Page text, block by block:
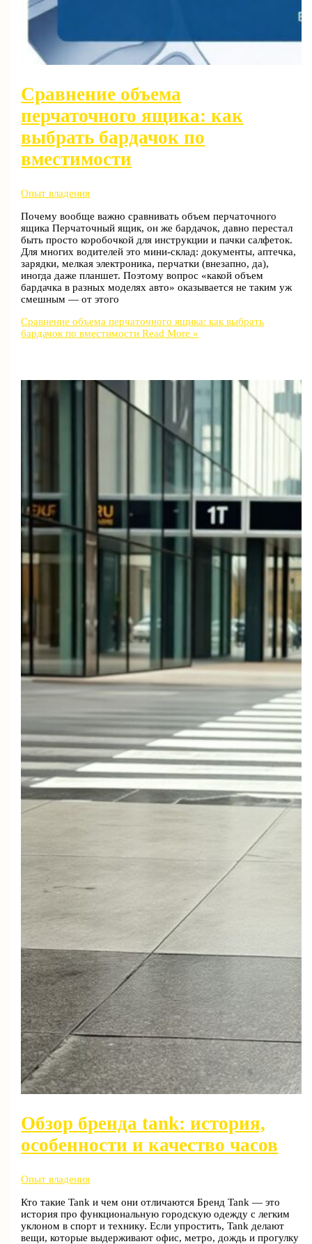
Сравнение объема
перчаточного ящика: как
выбрать бардачок по
вместимости
Опыт владения
Почему вообще важно сравнивать объем перчаточного
ящика Перчаточный ящик, он же бардачок, давно перестал
быть просто коробочкой для инструкции и пачки салфеток.
Для многих водителей это мини-склад: документы, аптечка,
зарядки, мелкая электроника, перчатки (внезапно, да),
иногда даже планшет. Поэтому вопрос «какой объем
бардачка в разных моделях авто» оказывается не таким уж
смешным — от этого
Сравнение объема перчаточного ящика: как выбрать
бардачок по вместимости Read More »
Обзор бренда tank: история,
особенности и качество часов
Опыт владения
Кто такие Tank и чем они отличаются Бренд Tank — это
история про функциональную городскую одежду с легким
уклоном в спорт и технику. Если упростить, Tank делают
вещи, которые выдерживают офис, метро, дождь и прогулку